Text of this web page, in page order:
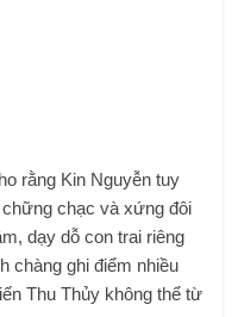
Nguyễn là ba và có tình
đình hạnh phúc của
về cuộc hôn nhân không
động nhất.